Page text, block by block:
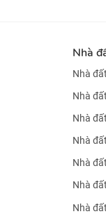
Nhà
Nhà
Nhà
Nhà
Nhà
Nhà
Nhà
Nhà